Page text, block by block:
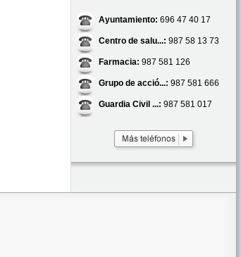
Ayuntamiento: 696 47 40 17
Centro de salu...: 987 58 13 73
Farmacia: 987 581 126
Grupo de acció...: 987 581 666
Guardia Civil ...: 987 581 017